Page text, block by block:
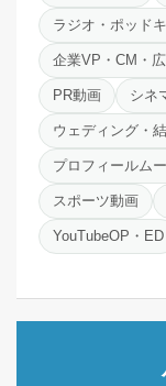
ラジオ・ポッド
企業VP・CM・
PR動画 シネ
ウェディング・
プロフィールム
スポーツ動画
YouTubeOP・ED